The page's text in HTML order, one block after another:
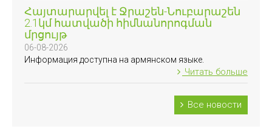
Հայտարարվել է Ջրաշեն-Նուբարաշեն
2.1կմ հատվածի հիմնանորոգման
մրցույթ
06-08-2026
Информация доступна на армянском языке.
Читать больше
Все новости